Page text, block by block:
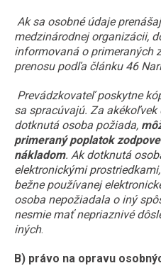
Ak sa osobné údaje
medzinárodnej organizácii,
informovaná o primeraných
prenosu podľa článku 46
Prevádzkovateľ poskytne
sa spracúvajú. Za akékoľvek
dotknutá osoba požiada,
primeraný poplatok
nákladom. Ak dotknutá
elektronickými
bežne používanej
osoba nepožiadala o iný
nesmie mať nepriaznivé
iných.
B) právo na opravu